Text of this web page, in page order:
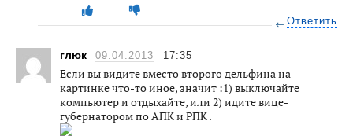
Ответить
глюк 09.04.2013 17:35
Если вы видите вместо второго дельфина на
картинке что-то иное, значит :1) выключайте
компьютер и отдыхайте, или 2) идите вице-
губернатором по АПК и РПК .